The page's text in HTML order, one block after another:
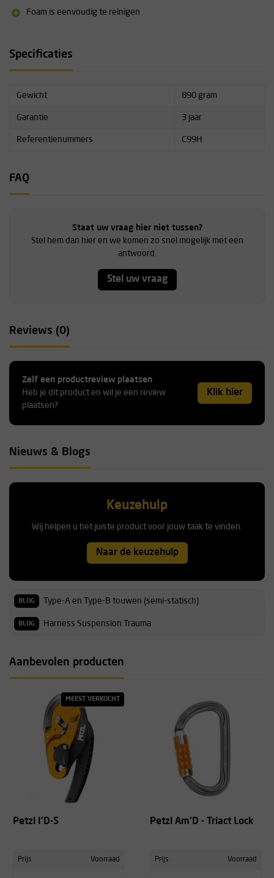
Foam is eenvoudig te reinigen
Specificaties
Gewicht 890 gram
Garantie 3 jaar
Referentienummers C99H
FAQ
Staat uw vraag hier niet tussen?
Stel hem dan hier en we komen zo snel mogelijk met een
antwoord.
Stel uw vraag
Reviews (0)
Zelf een productreview plaatsen
Heb je dit product en wil je een review
plaatsen?
Klik hier
Nieuws & Blogs
Keuzehulp
Wij helpen u het juiste product voor jouw taak te vinden.
Naar de keuzehulp
BLOG Type-A en Type-B touwen (semi-statisch)
BLOG Harness Suspension Trauma
Aanbevolen producten
MEEST VERKOCHT
Petzl I'D-S
Prijs Voorraad
Petzl Am'D - Triact Lock
Prijs Voorraad